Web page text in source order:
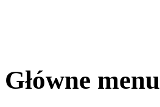
Główne menu